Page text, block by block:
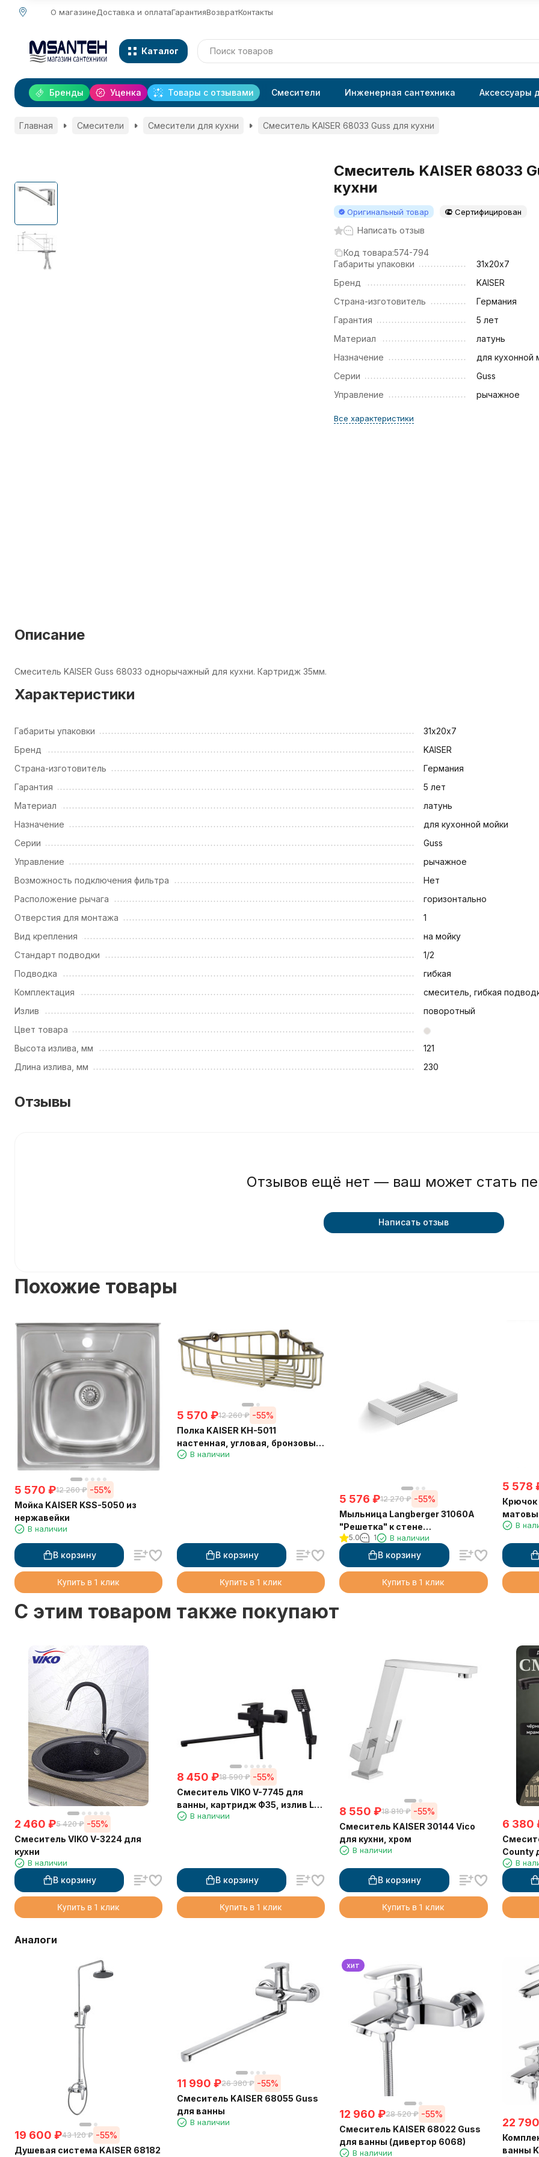
О магазинеДоставка и оплатаГарантияВозвратКонтакты
Каталог
Уценка Товары с отзывами
Бренды Смесители Инженерная сантехника Аксессуары
Главная Смесители Смесители для кухни Смеситель KAISER 68033 Guss для кухни
Смеситель KAISER 68033
кухни
Оригинальный товар Сертифицирован
Написать отзыв
Код товара:574-794
Габариты упаковки
31х20х7
Бренд
KAISER
Страна-изготовитель
Германия
Гарантия
5 лет
Материал
латунь
Назначение
для кухонной
Серии
Guss
Управление
рычажное
Все характеристики
Описание
Смеситель KAISER Guss 68033 однорычажный для кухни. Картридж 35мм.
Характеристики
Габариты упаковки
31х20х7
Бренд
KAISER
Страна-изготовитель
Германия
Гарантия
5 лет
Материал
латунь
Назначение
для кухонной мойки
Серии
Guss
Управление
рычажное
Возможность подключения фильтра
Нет
Расположение рычага
горизонтально
Отверстия для монтажа
1
Вид крепления
на мойку
Стандарт подводки
1/2
Подводка
гибкая
Комплектация
смеситель, гибкая
Излив
поворотный
Цвет товара
Высота излива, мм
121
Длина излива, мм
230
Отзывы
Отзывов ещё нет — ваш может стать
Написать отзыв
Похожие товары
5 570 ₽12 260 ₽ -55%
Мойка KAISER KSS-5050 из
нержавейки
В наличии
В корзину
Купить в 1 клик
5 570 ₽12 260 ₽ -55%
Полка KAISER KH-5011
настенная, угловая, бронзовый
214*214*60
В наличии
В корзину
Купить в 1 клик
5 576 ₽12 270 ₽ -55%
Мыльница Langberger 31060A
"Решетка" к стене
хромированная
5.0 1 В наличии
В корзину
Купить в 1 клик
5 578
Крючок
В
C этим товаром также покупают
2 460 ₽5 420 ₽ -55%
Смеситель VIKO V-3224 для
кухни
В наличии
В корзину
Купить в 1 клик
8 450 ₽18 590 ₽ -55%
Смеситель VIKO V-7745 для
ванны, картридж Ф35, излив L-
40см, Black, латунь
В наличии
В корзину
Купить в 1 клик
8 550 ₽18 810 ₽ -55%
Смеситель KAISER 30144 Vico
для кухни, хром
В наличии
В корзину
Купить в 1 клик
6 380
County
мрамор
В
Аналоги
19 600 ₽43 120 ₽ -55%
Душевая система KAISER 68182
11 990 ₽26 380 ₽ -55%
Смеситель KAISER 68055 Guss
для ванны
В наличии
хит
12 960 ₽28 520 ₽ -55%
Смеситель KAISER 68022 Guss
для ванны (дивертор 6068)
В наличии
22 790
ванны